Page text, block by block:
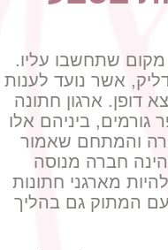
שתחשבו עליו.
אשר נועד לענות
דופן. ארגון חתונה
ביניהם אלו
והמתחם שאמור
חברה מנוסה
מארגני חתונות
המתוק גם בהליך